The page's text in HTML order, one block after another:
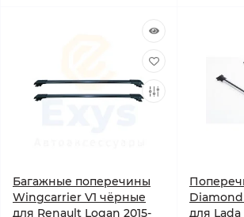
Багажные поперечины
Wingcarrier V1 чёрные
для Renault Logan 2015-
для Lada